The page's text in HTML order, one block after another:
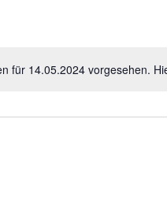
für 14.05.2024 vorgesehen.